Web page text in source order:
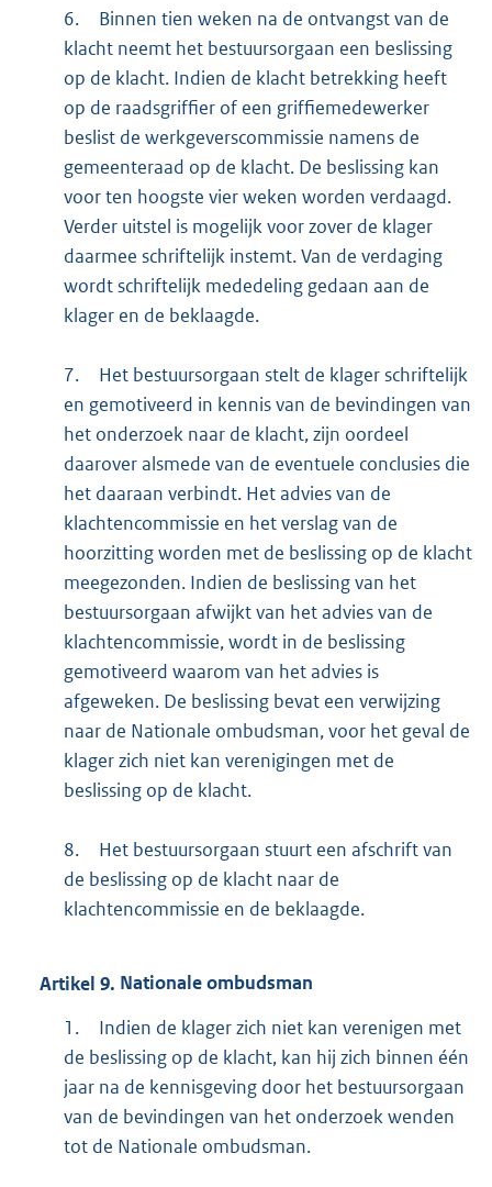
6.
Binnen tien weken na de ontvangst van de
klacht neemt het bestuursorgaan een beslissing
op de klacht. Indien de klacht betrekking heeft
op de raadsgriffier of een griffiemedewerker
beslist de werkgeverscommissie namens de
gemeenteraad op de klacht. De beslissing kan
voor ten hoogste vier weken worden verdaagd.
Verder uitstel is mogelijk voor zover de klager
daarmee schriftelijk instemt. Van de verdaging
wordt schriftelijk mededeling gedaan aan de
klager en de beklaagde.
7.
Het bestuursorgaan stelt de klager schriftelijk
en gemotiveerd in kennis van de bevindingen van
het onderzoek naar de klacht, zijn oordeel
daarover alsmede van de eventuele conclusies die
het daaraan verbindt. Het advies van de
klachtencommissie en het verslag van de
hoorzitting worden met de beslissing op de klacht
meegezonden. Indien de beslissing van het
bestuursorgaan afwijkt van het advies van de
klachtencommissie, wordt in de beslissing
gemotiveerd waarom van het advies is
afgeweken. De beslissing bevat een verwijzing
naar de Nationale ombudsman, voor het geval de
klager zich niet kan verenigingen met de
beslissing op de klacht.
8.
Het bestuursorgaan stuurt een afschrift van
de beslissing op de klacht naar de
klachtencommissie en de beklaagde.
Artikel 9. Nationale ombudsman
1.
Indien de klager zich niet kan verenigen met
de beslissing op de klacht, kan hij zich binnen één
jaar na de kennisgeving door het bestuursorgaan
van de bevindingen van het onderzoek wenden
tot de Nationale ombudsman.